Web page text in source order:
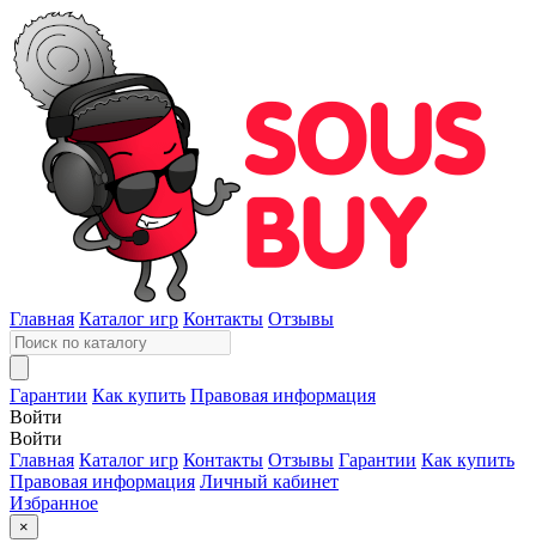
Главная Каталог игр Контакты Отзывы
Гарантии Как купить Правовая информация
Войти
Войти
Главная Каталог игр Контакты Отзывы Гарантии Как купить
Правовая информация Личный кабинет
Избранное
×